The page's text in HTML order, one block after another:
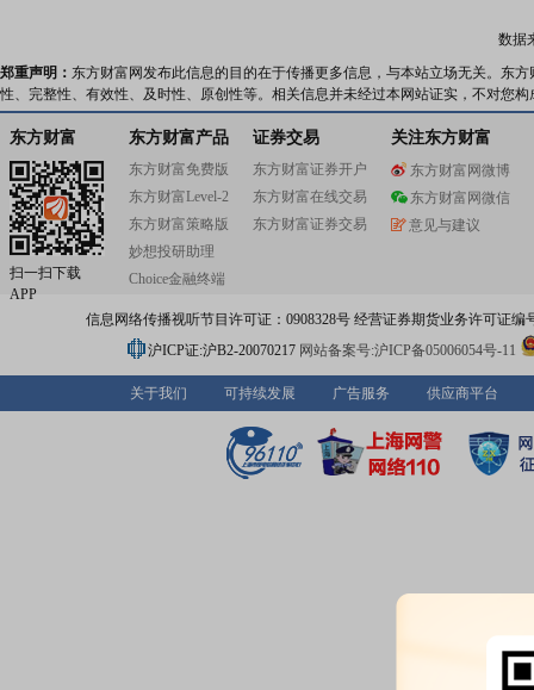
数据
郑重声明： 东方财富网发布此信息的目的在于传播更多信息，与本站立场无关。东
性、完整性、有效性、及时性、原创性等。相关信息并未经过本网站证实，不对您
东方财富
扫一扫下载
APP
东方财富产品
东方财富免费版
东方财富Level-2
东方财富策略版
妙想投研助理
Choice金融终端
证券交易
东方财富证券开户
东方财富在线交易
东方财富证券交易
关注东方财富
东方财富网微博
东方财富网微信
意见与建议
信息网络传播视听节目许可证：0908328号 经营证券期货业务许可证编
沪ICP证:沪B2-20070217 网站备案号:沪ICP备05006054号-11
关于我们 可持续发展 广告服务 供应商平台